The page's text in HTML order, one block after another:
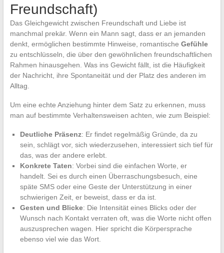
Freundschaft)
Das Gleichgewicht zwischen Freundschaft und Liebe ist
manchmal prekär. Wenn ein Mann sagt, dass er an jemanden
denkt, ermöglichen bestimmte Hinweise, romantische Gefühle
zu entschlüsseln, die über den gewöhnlichen freundschaftlichen
Rahmen hinausgehen. Was ins Gewicht fällt, ist die Häufigkeit
der Nachricht, ihre Spontaneität und der Platz des anderen im
Alltag.
Um eine echte Anziehung hinter dem Satz zu erkennen, muss
man auf bestimmte Verhaltensweisen achten, wie zum Beispiel:
Deutliche Präsenz: Er findet regelmäßig Gründe, da zu
sein, schlägt vor, sich wiederzusehen, interessiert sich tief für
das, was der andere erlebt.
Konkrete Taten: Vorbei sind die einfachen Worte, er
handelt. Sei es durch einen Überraschungsbesuch, eine
späte SMS oder eine Geste der Unterstützung in einer
schwierigen Zeit, er beweist, dass er da ist.
Gesten und Blicke: Die Intensität eines Blicks oder der
Wunsch nach Kontakt verraten oft, was die Worte nicht offen
auszusprechen wagen. Hier spricht die Körpersprache
ebenso viel wie das Wort.